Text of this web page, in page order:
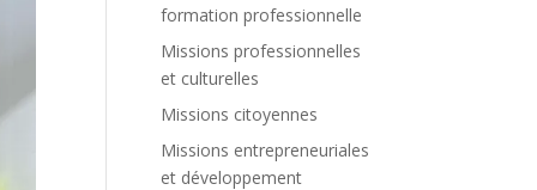
formation professionnelle
Missions professionnelles
et culturelles
Missions citoyennes
Missions entrepreneuriales
et développement